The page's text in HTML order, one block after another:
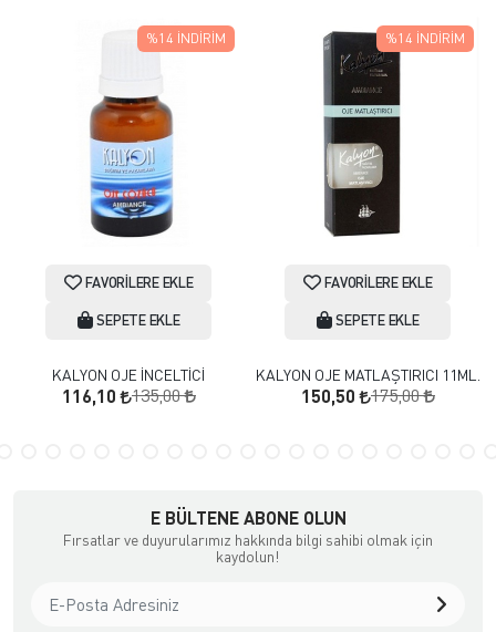
FAVORILERE EKLE
SEPETE EKLE
KALYON OJE İNCELTİCİ
116,10 135,00
%14 İNDIRIM
FAVORILERE EKLE
SEPETE EKLE
KALYON OJE MATLAŞTIRICI 11ML.
150,50 175,00
%14 İNDIRIM
E BÜLTENE ABONE OLUN
Fırsatlar ve duyurularımız hakkında bilgi sahibi olmak için
kaydolun!